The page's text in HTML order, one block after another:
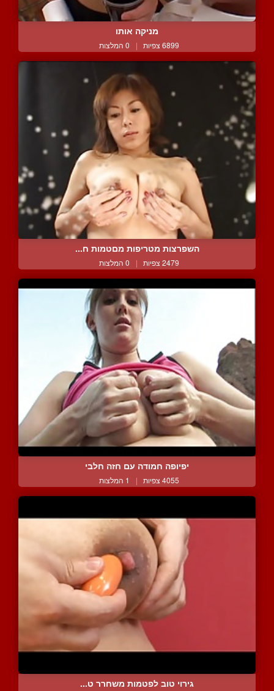
מניקה אותו
6899 צפיות | 0 המלצות
השפרצות מטריפות מםטמות ח...
2479 צפיות | 0 המלצות
יפיופה חמודה עם חזה חלבי
4055 צפיות | 1 המלצות
גירוי טוב לפטמות משחרר ט...